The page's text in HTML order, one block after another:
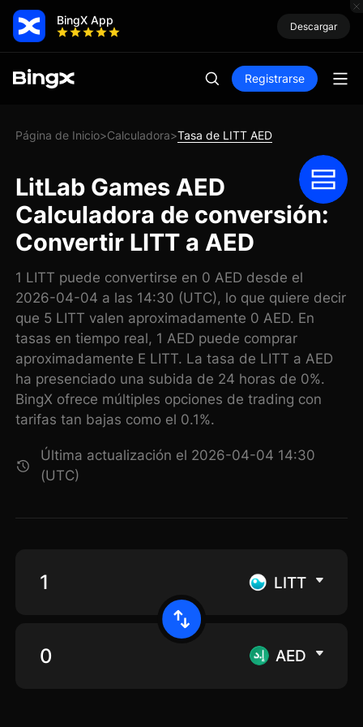
BingX App Descargar
Registrarse
Página de Inicio>Calculadora>Tasa de LITT AED
LitLab Games AED
Calculadora de conversión:
Convertir LITT a AED
1 LITT puede convertirse en 0 AED desde el
2026-04-04 a las 14:30 (UTC), lo que quiere decir
que 5 LITT valen aproximadamente 0 AED. En
tasas en tiempo real, 1 AED puede comprar
aproximadamente E LITT. La tasa de LITT a AED
ha presenciado una subida de 24 horas de 0%.
BingX ofrece múltiples opciones de trading con
tarifas tan bajas como el 0.1%.
Última actualización el 2026-04-04 14:30
(UTC)
LITT
AED